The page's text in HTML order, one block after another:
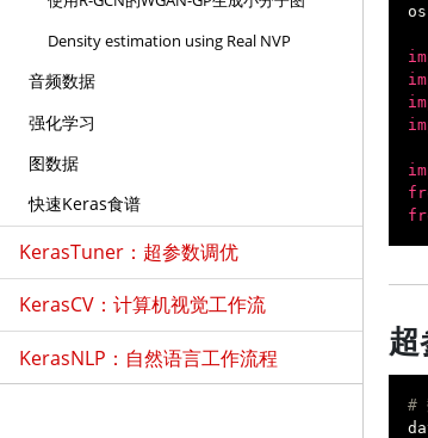
Density estimation using Real NVP
音频数据
强化学习
图数据
快速Keras食谱
KerasTuner：超参数调优
KerasCV：计算机视觉工作流
KerasNLP：自然语言工作流程
os
#